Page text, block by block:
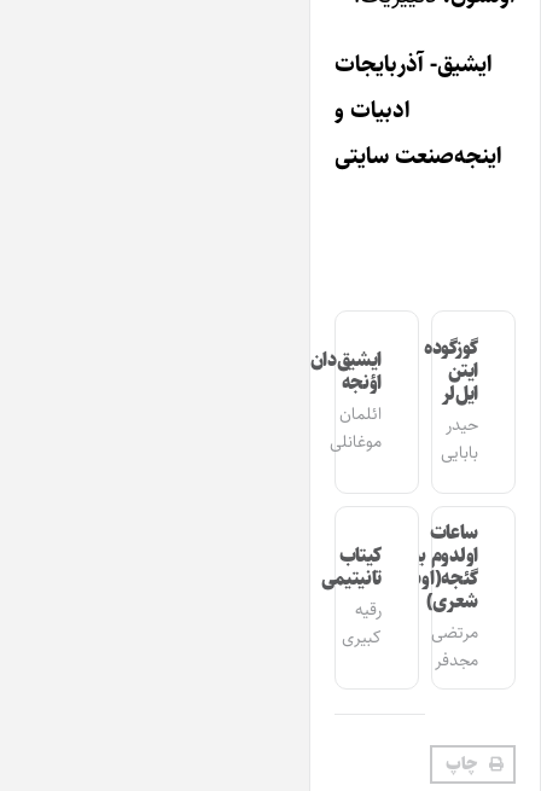
ایشیق- آذربایجات
ادبیات و
اینجه‌صنعت سایتی
گوزگوده
ایتن
ایل‌لر
حیدر
بابایی
ایشیق‌دان
اؤنجه
ائلمان
موغانلی
ساعات
اولدوم بیر
گئجه(اوشاق
شعری)
مرتضی
مجدفر
کیتاب
تانیتیمی
رقیه
کبیری
چاپ